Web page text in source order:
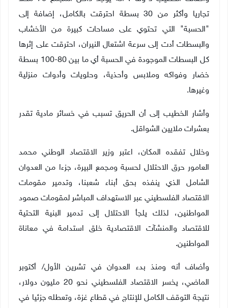
تجاريا وأكثر من 30 بسطة احترقت بالكامل، إضافة إلى
"الحسبة" التي تحتوي على مساحات كبيرة من الأخشاب
والبسطات أدت إلى سرعة اشتعال النيران، احترقت على إثرها
كل البسطات الموجودة في الحسبة أي ما بين 80-100 بسطة
خضار وفواكه وملابس وأحذية، وحلويات وأدوات منزلية
وغيرها.
وأشار الخطيب إلى أن الحريق تسبب في خسائر مادية تقدر
بعشرات ملايين الشواقل.
وخلال تفقده المكان، اعتبر وزير الاقتصاد الوطني محمد
العامور حرق الاحتلال لحسبة ومجمع البيرة، جزءا من العدوان
الشامل الذي ينفذه بحق أبناء شعبنا، وتدمير مقومات
الاقتصاد الفلسطيني عبر الاستهداف المباشر لمقومات صمود
المواطنين، لذلك يلجأ الاحتلال إلى تدمير البنية التحتية
للاقتصاد والمنشآت الاقتصادية خلق استدامة في معاناة
المواطنين.
وأضاف أنه ومنذ بدء العدوان في تشرين الأول/ أكتوبر
الماضي، يخسر الاقتصاد الفلسطيني نحو 20 مليون دولار،
نتيجة التوقف الكامل للإنتاج في قطاع غزة، وتعطله جزئيا في